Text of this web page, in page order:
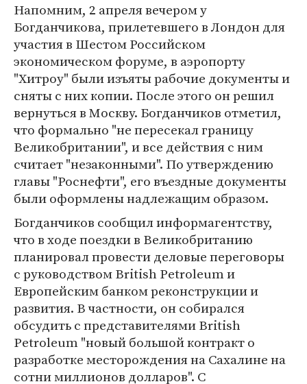
Напомним, 2 апреля вечером у
Богданчикова, прилетевшего в Лондон для
участия в Шестом Российском
экономическом форуме, в аэропорту
"Хитроу" были изъяты рабочие документы и
сняты с них копии. После этого он решил
вернуться в Москву. Богданчиков отметил,
что формально "не пересекал границу
Великобритании", и все действия с ним
считает "незаконными". По утверждению
главы "Роснефти", его въездные документы
были оформлены надлежащим образом.
Богданчиков сообщил информагентству,
что в ходе поездки в Великобританию
планировал провести деловые переговоры
с руководством British Petroleum и
Европейским банком реконструкции и
развития. В частности, он собирался
обсудить с представителями British
Petroleum "новый большой контракт о
разработке месторождения на Сахалине на
сотни миллионов долларов". С